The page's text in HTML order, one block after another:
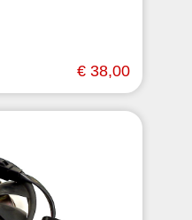
€ 38,00